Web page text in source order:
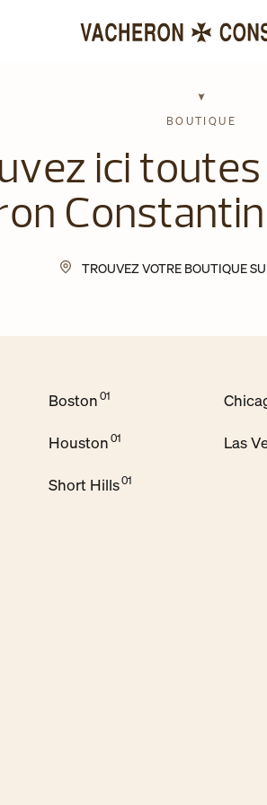
BOUTIQUE
ici
TROUVEZ VOTRE BOUTIQUE
Boston
Houston Las
Short Hills